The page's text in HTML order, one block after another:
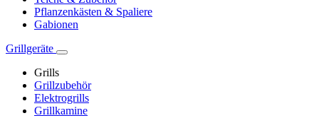
Pflanzenkästen & Spaliere
Gabionen
Grillgeräte
Grills
Grillzubehör
Elektrogrills
Grillkamine